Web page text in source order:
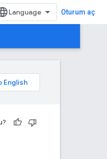
Oturum aç